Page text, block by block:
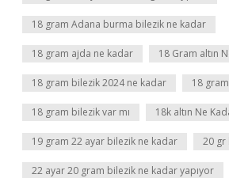
18 gram Adana burma bilezik ne kadar
18 gram ajda ne kadar 18 Gram altın
18 gram bilezik 2024 ne kadar 18
18 gram bilezik var mı 18k altın Ne
19 gram 22 ayar bilezik ne kadar 20 gr
22 ayar 20 gram bilezik ne kadar yapıyor